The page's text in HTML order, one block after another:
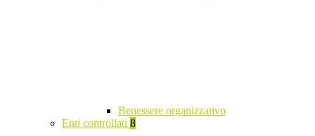
Benessere organizzativo
Enti controllati 8